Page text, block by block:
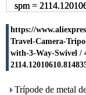
https://
Travel-Camera-
with-3-Way-Swivel /
Trípode de metal